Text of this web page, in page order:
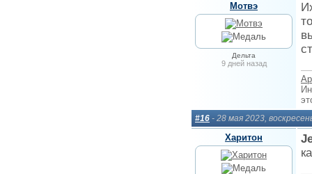
Мотвэ
Дельта
9 дней назад
#16 - 28 мая 2023,
Харитон